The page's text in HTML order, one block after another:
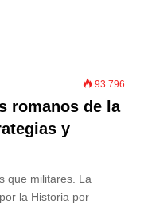
93.796
romanos de la
y
que militares. La
la Historia por